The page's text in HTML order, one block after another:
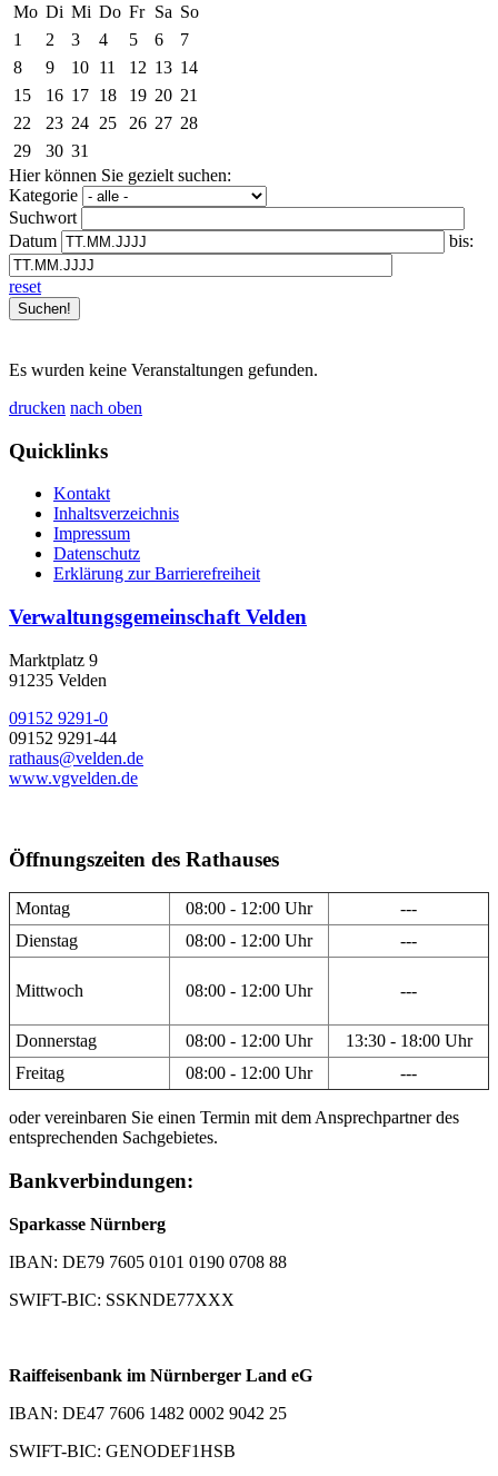
Mo Di Mi Do Fr Sa So
1
2 3 4 5 6
7
8
9 10 11 12 13 14
15
16 17 18 19 20 21
22
23 24 25 26 27 28
29
30 31
Hier können Sie gezielt suchen:
Kategorie
Suchwort
Datum
bis:
reset
Es wurden keine Veranstaltungen gefunden.
drucken nach oben
Quicklinks
Kontakt
Inhaltsverzeichnis
Impressum
Datenschutz
Erklärung zur Barrierefreiheit
Verwaltungsgemeinschaft Velden
Marktplatz 9
91235 Velden
09152 9291-0
09152 9291-44
rathaus@velden.de
www.vgvelden.de
Öffnungszeiten des Rathauses
Montag 08:00 - 12:00 Uhr
---
Dienstag
08:00 - 12:00 Uhr ---
Mittwoch 08:00 - 12:00 Uhr ---
Donnerstag 08:00 - 12:00 Uhr
13:30 - 18:00 Uhr
Freitag
08:00 - 12:00 Uhr ---
oder vereinbaren Sie einen Termin mit dem Ansprechpartner des
entsprechenden Sachgebietes.
Bankverbindungen:
Sparkasse Nürnberg
IBAN: DE79 7605 0101 0190 0708 88
SWIFT-BIC: SSKNDE77XXX
Raiffeisenbank im Nürnberger Land eG
IBAN: DE47 7606 1482 0002 9042 25
SWIFT-BIC: GENODEF1HSB